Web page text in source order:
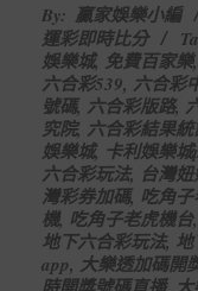
12-
15
By: 贏家娛樂小編
運彩即時比分
娛樂城, 免費百家樂,
六合彩539, 六合彩
號碼, 六合彩版路,
究院, 六合彩結果統
娛樂城, 卡利娛樂城
六合彩玩法, 台灣
灣彩券加碼, 吃角
機, 吃角子老虎機台,
地下六合彩玩法,
app, 大樂透加碼開